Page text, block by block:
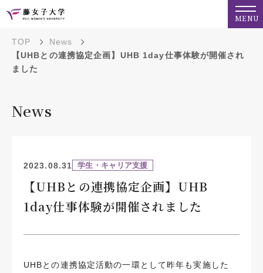
MENU
TOP
News
【UHBとの連携協定企画】UHB 1day仕事体験が開催され
ました
News
2023.08.31 学生・キャリア支援
【UHBとの連携協定企画】UHB
1day仕事体験が開催されました
UHBとの連携協定活動の一環として昨年も実施した